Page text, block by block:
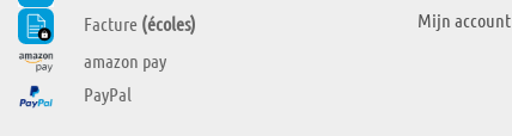
Facture (écoles)
amazon pay
PayPal
Mijn account